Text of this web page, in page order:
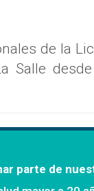
de la
Salle
parte de